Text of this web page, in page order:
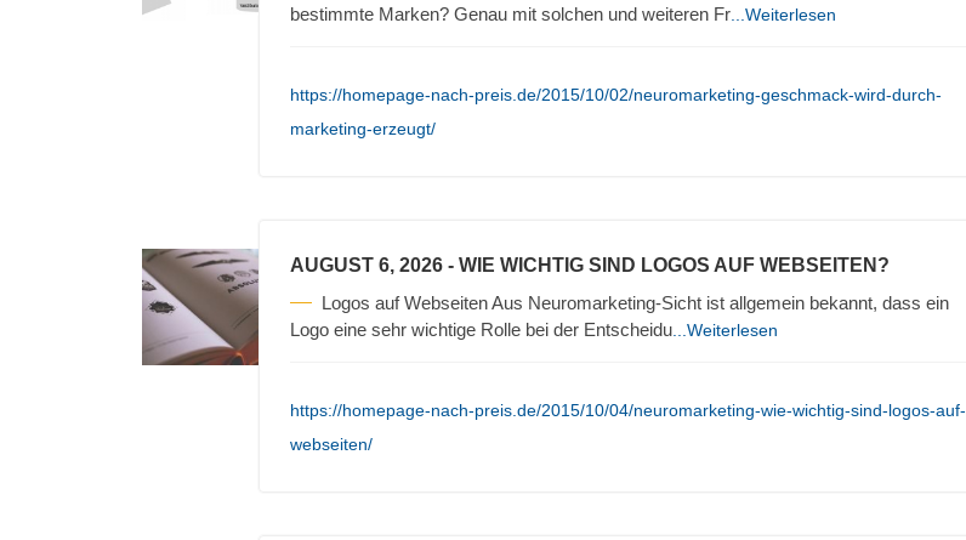
bestimmte Marken? Genau mit solchen und weiteren Fr ...Weiterlesen
https://homepage-nach-preis.de/2015/10/02/neuromarketing-geschmack-wird-durch-
marketing-erzeugt/
AUGUST 6, 2026 - WIE WICHTIG SIND LOGOS AUF WEBSEITEN?
Logos auf Webseiten Aus Neuromarketing-Sicht ist allgemein bekannt, dass ein
Logo eine sehr wichtige Rolle bei der Entscheidu ...Weiterlesen
https://homepage-nach-preis.de/2015/10/04/neuromarketing-wie-wichtig-sind-logos-auf-
webseiten/